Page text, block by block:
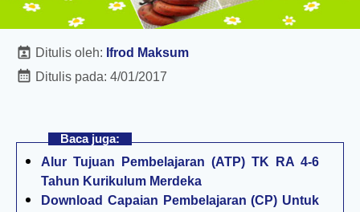
Ditulis oleh: Ifrod Maksum
Ditulis pada: 4/01/2017
Baca juga:
Alur Tujuan Pembelajaran (ATP) TK RA 4-6
Tahun Kurikulum Merdeka
Download Capaian Pembelajaran (CP) Untuk